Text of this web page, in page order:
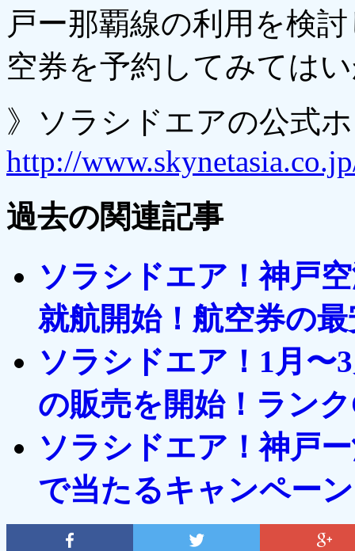
戸ー那覇線の利用を検
空券を予約してみては
》ソラシドエアの公式
http://
過去の関連記事
ソラシドエア！神戸
就航開始！航空券の
ソラシドエア！1月〜
の販売を開始！ラン
ソラシドエア！神戸
で当たるキャンペー